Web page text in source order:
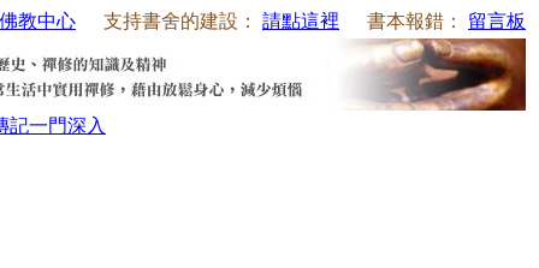
教中心 支持書舍的建設： 請點這裡 書本報錯： 留言板
記一門深入